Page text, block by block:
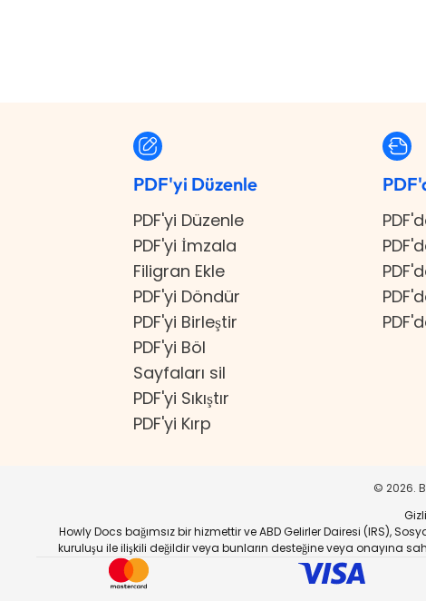
PDF'yi Düzenle
PDF'yi Düzenle
PDF'yi İmzala
Filigran Ekle
PDF'yi Döndür
PDF'yi Birleştir
PDF'yi Böl
Sayfaları sil
PDF'yi Sıkıştır
PDF'yi Kırp
© 2026.
Howly Docs bağımsız bir hizmettir ve ABD Gelirler Dairesi (IRS),
kuruluşu ile ilişkili değildir veya bunların desteğine veya onayına